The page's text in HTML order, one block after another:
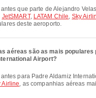
JetSMART, LATAM Chile, Sky
deste aeroporto.
aéreas são as mais populares
Airport?
para Padre Aldamiz
Airline, as companhias aéreas